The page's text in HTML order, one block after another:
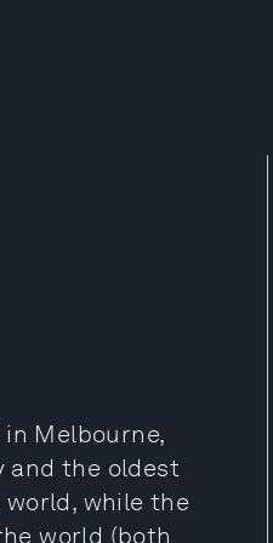
Melbourne,
and the oldest
while the
world (both